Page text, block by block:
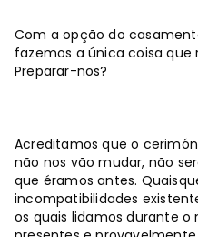
Com a opção do
fazemos a única coisa
Preparar-nos?
Acreditamos que o
não nos vão mudar, não
que éramos antes.
incompatibilidades
os quais lidamos durante